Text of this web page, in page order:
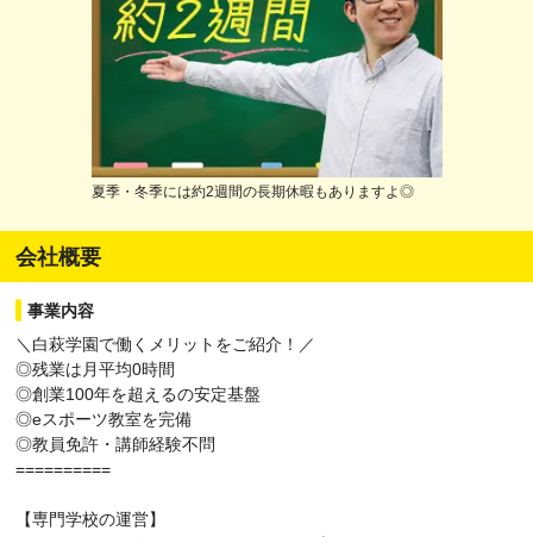
夏季・冬季には約2週間の長期休暇もありますよ◎
会社概要
事業内容
＼白萩学園で働くメリットをご紹介！／
◎残業は月平均0時間
◎創業100年を超えるの安定基盤
◎eスポーツ教室を完備
◎教員免許・講師経験不問
==========
【専門学校の運営】